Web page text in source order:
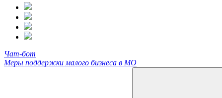
Чат-бот
Меры поддержки малого бизнеса в МО